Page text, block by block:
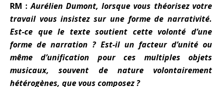
RM :Aurélien Dumont, lorsque vous théorisez votre
travail vous insistez sur une forme de narrativité.
Est-ce que le texte soutient cette volonté d’une
forme de narration ? Est-il un facteur d’unité ou
même d’unification pour ces multiples objets
musicaux, souvent de nature volontairement
hétérogènes, que vous composez ?